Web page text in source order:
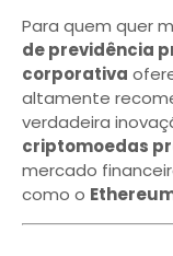
Para quem quer
de previdência
corporativa
altamente
verdadeira
criptomoedas
mercado
como o